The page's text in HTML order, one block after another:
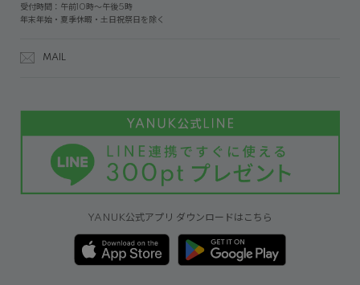
受付時間：午前10時～午後5時
年末年始・夏季休暇・土日祝祭日を除く
MAIL
YANUK公式アプリ ダウンロードはこちら